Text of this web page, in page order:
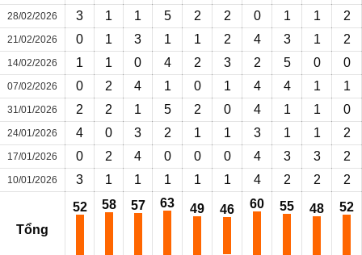
28/02/2026 3 1 1 5 2 2 0 1 1 2
21/02/2026 0 1 3 1 1 2 4 3 1 2
14/02/2026 1 1 0 4 2 3 2 5 0 0
07/02/2026 0 2 4 1 0 1 4 4 1 1
31/01/2026 2 2 1 5 2 0 4 1 1 0
24/01/2026 4 0 3 2 1 1 3 1 1 2
17/01/2026 0 2 4 0 0 0 4 3 3 2
10/01/2026 3 1 1 1 1 1 4 2 2 2
Tổng
52 58 57 63 49 46 60 55 48 52